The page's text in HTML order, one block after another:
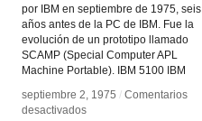
por IBM en septiembre de 1975, seis
años antes de la PC de IBM. Fue la
evolución de un prototipo llamado
SCAMP (Special Computer APL
Machine Portable). IBM 5100 IBM
septiembre 2, 1975 / Comentarios
desactivadosen
septiembre 2, 1975 / Comentarios
desactivadosen